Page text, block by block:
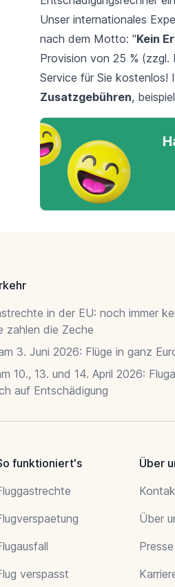
Unser internationales
nach dem Motto: "Kein
Provision von 25 %
Service für Sie kostenlos!
Zusatzgebühren,
in der EU: noch immer
zahlen die Zeche
3. Juni 2026: Flüge in ganz
10., 13. und 14. April 2026:
auf Entschädigung
funktioniert's
verspasst
Über
Über
Presse